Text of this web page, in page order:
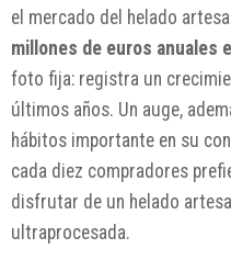
el mercado del helado
millones de euros anuales
foto fija: registra un
últimos años. Un auge,
hábitos importante en su
cada diez compradores
disfrutar de un helado
ultraprocesada.